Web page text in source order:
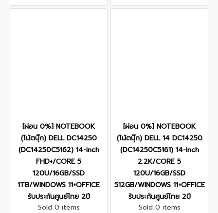
[ผ่อน 0%] NOTEBOOK
(โน้ตบุ๊ก) DELL DC14250
(DC14250C5162) 14-inch
FHD+/CORE 5
120U/16GB/SSD
1TB/WINDOWS 11+OFFICE
รับประกันศูนย์ไทย 2ปี
Sold 0 items
[ผ่อน 0%] NOTEBOOK
(โน้ตบุ๊ก) DELL 14 DC14250
(DC14250C5161) 14-inch
2.2K/CORE 5
120U/16GB/SSD
512GB/WINDOWS 11+OFFICE
รับประกันศูนย์ไทย 2ปี
Sold 0 items